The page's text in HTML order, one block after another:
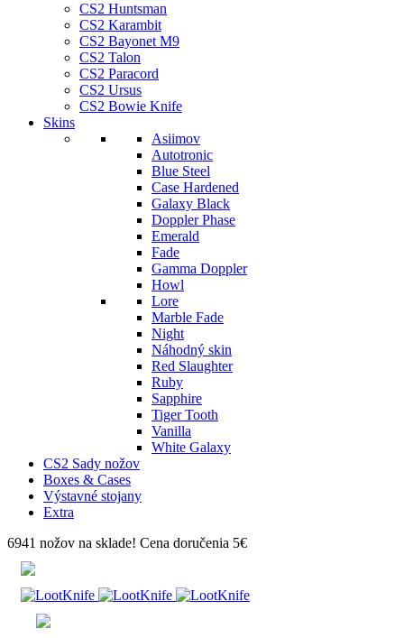
CS2 Huntsman
CS2 Karambit
CS2 Bayonet M9
CS2 Talon
CS2 Paracord
CS2 Ursus
CS2 Bowie Knife
Skins
Asiimov
Autotronic
Blue Steel
Case Hardened
Galaxy Black
Doppler Phase
Emerald
Fade
Gamma Doppler
Howl
Lore
Marble Fade
Night
Náhodný skin
Red Slaughter
Ruby
Sapphire
Tiger Tooth
Vanilla
White Galaxy
CS2 Sady nožov
Boxes & Cases
Výstavné stojany
Extra
6941 nožov na sklade! Cena doručenia 5€